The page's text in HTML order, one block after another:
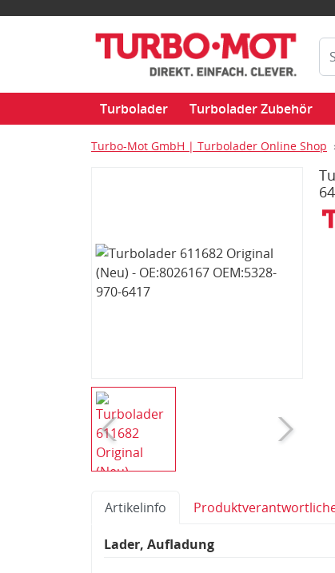
Turbolader Turbolader Zubehör
Turbo-Mot GmbH | Turbolader Online Shop
Artikelinfo
Lader, Aufladung